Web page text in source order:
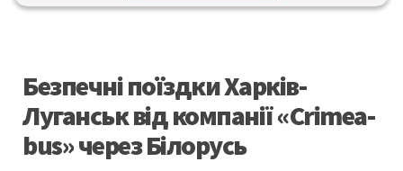
Безпечні поїздки Харків-
Луганськ від компанії «Crimea-
bus» через Білорусь